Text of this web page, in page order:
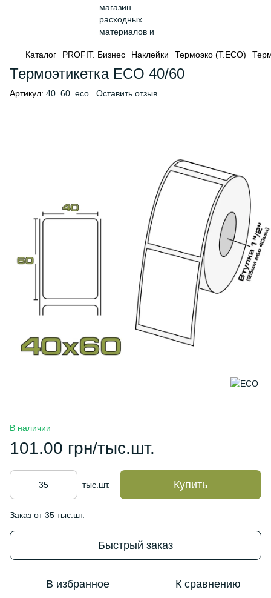
Каталог PROFIT. Бизнес Наклейки Термоэко (Т.ЕСО)
Термоэтикетка ECO 40/60
Артикул: 40_60_eco Оставить отзыв
В наличии
101.00 грн/тыс.шт.
тыс.шт. Купить
Заказ от 35 тыс.шт.
Быстрый заказ
В избранное К сравнению